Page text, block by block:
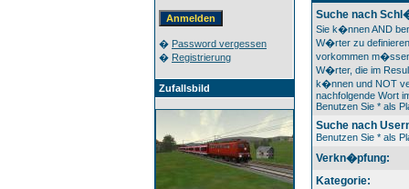
� Password vergessen
� Registrierung
Zufallsbild
Suche nach
Sie k�nnen AND
W�rter zu
vorkommen
W�rter, die im
k�nnen und NOT
nachfolgende Wort
Benutzen Sie * als
Suche nach
Benutzen Sie * als
Verkn�pfung:
Kategorie: